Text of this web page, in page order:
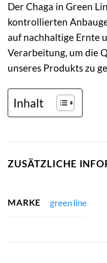
Der Chaga in Green
kontrollierten
auf nachhaltige Ernte
Verarbeitung, um die
unseres Produkts zu
Inhalt
ZUSÄTZLICHE
MARKE green line